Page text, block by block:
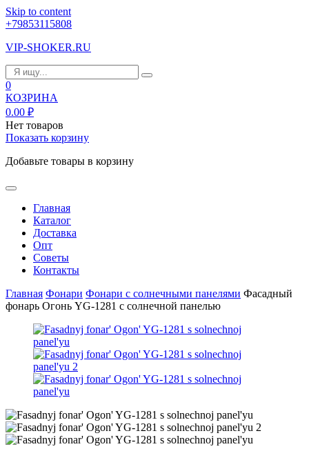
Skip to content
+79853115808
VIP-SHOKER.RU
0
КОЗРИНА
0.00 ₽
Нет товаров
Показать корзину
Добавьте товары в корзину
Главная
Каталог
Доставка
Опт
Советы
Контакты
Главная Фонари Фонари с солнечными панелями Фасадный
фонарь Огонь YG-1281 с солнечной панелью